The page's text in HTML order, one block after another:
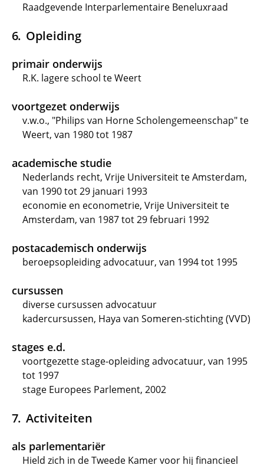
Raadgevende Interparlementaire Beneluxraad
Opleiding
primair onderwijs
R.K. lagere school te Weert
voortgezet onderwijs
v.w.o., "Philips van Horne Scholengemeenschap" te
Weert, van 1980 tot 1987
academische studie
Nederlands recht, Vrije Universiteit te Amsterdam,
van 1990 tot 29 januari 1993
economie en econometrie, Vrije Universiteit te
Amsterdam, van 1987 tot 29 februari 1992
postacademisch onderwijs
beroepsopleiding advocatuur, van 1994 tot 1995
cursussen
diverse cursussen advocatuur
kadercursussen, Haya van Someren-stichting (VVD)
stages e.d.
voortgezette stage-opleiding advocatuur, van 1995
tot 1997
stage Europees Parlement, 2002
Activiteiten
als parlementariër
Hield zich in de Tweede Kamer voor hij financieel